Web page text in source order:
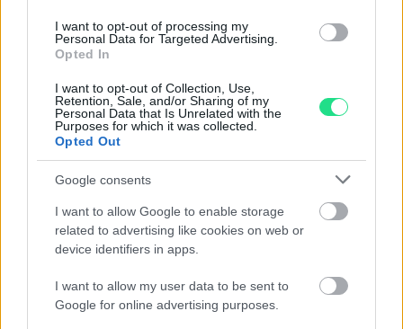
I want to opt-out of processing my
Personal Data for Targeted Advertising.
Opted In
I want to opt-out of Collection, Use,
Retention, Sale, and/or Sharing of my
Personal Data that Is Unrelated with the
Purposes for which it was collected.
Opted Out
Google consents
I want to allow Google to enable storage
related to advertising like cookies on web or
device identifiers in apps.
I want to allow my user data to be sent to
Google for online advertising purposes.
Contattaci per richiedere maggiori
informazioni o prenotare una
videochiamata:
Cognome e Nome *
Numero di telefono